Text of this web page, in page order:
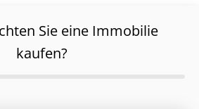
Sie eine Immobilie
kaufen?